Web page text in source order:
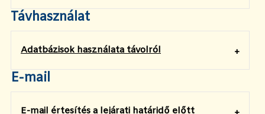
Távhasználat
Adatbázisok használata távolról
E-mail
E-mail értesítés a lejárati határidő előtt